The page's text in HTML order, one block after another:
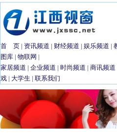
首 页 | 资讯频道 | 财经频道 | 娱乐频道 |
图库 | 物联网 |
家居频道 | 企业频道 | 时尚频道 | 商讯频道
戏 | 大学生 | 联系我们